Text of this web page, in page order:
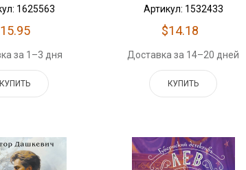
1625563
за 1–3 дня
КУПИТЬ
Артикул: 1532433
$14.18
Доставка за 14–20 дней
КУПИТЬ